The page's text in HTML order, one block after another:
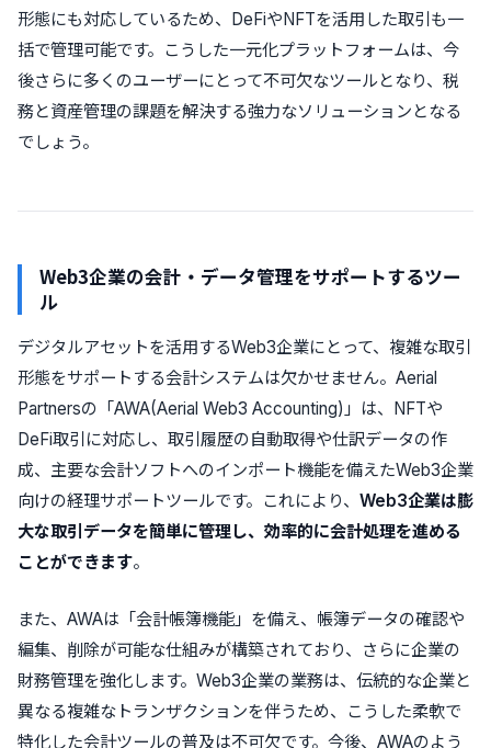
形態にも対応しているため、DeFiやNFTを活用した取引も一
括で管理可能です。こうした一元化プラットフォームは、今
後さらに多くのユーザーにとって不可欠なツールとなり、税
務と資産管理の課題を解決する強力なソリューションとなる
でしょう。
Web3企業の会計・データ管理をサポートするツー
ル
デジタルアセットを活用するWeb3企業にとって、複雑な取引
形態をサポートする会計システムは欠かせません。Aerial
Partnersの「AWA(Aerial Web3 Accounting)」は、NFTや
DeFi取引に対応し、取引履歴の自動取得や仕訳データの作
成、主要な会計ソフトへのインポート機能を備えたWeb3企業
向けの経理サポートツールです。これにより、 Web3企業は膨
大な取引データを簡単に管理し、効率的に会計処理を進める
ことができます。
また、AWAは「会計帳簿機能」を備え、帳簿データの確認や
編集、削除が可能な仕組みが構築されており、さらに企業の
財務管理を強化します。Web3企業の業務は、伝統的な企業と
異なる複雑なトランザクションを伴うため、こうした柔軟で
特化した会計ツールの普及は不可欠です。今後、AWAのよう